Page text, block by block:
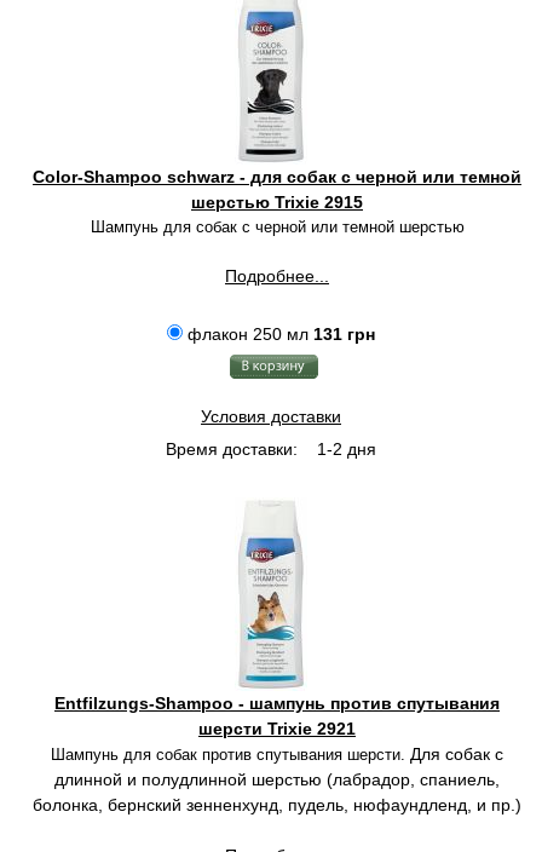
Color-Shampoo schwarz - для собак с черной или темной
шерстью Trixie 2915
Шампунь для собак с черной или темной шерстью
Подробнее...
флакон 250 мл 131 грн
Условия доставки
Время доставки:
1-2 дня
Entfilzungs-Shampoo - шампунь против спутывания
шерсти Trixie 2921
Шампунь для собак против спутывания шерсти. Для собак с
длинной и полудлинной шерстью (лабрадор, спаниель,
болонка, бернский зенненхунд, пудель, нюфаундленд, и пр.)